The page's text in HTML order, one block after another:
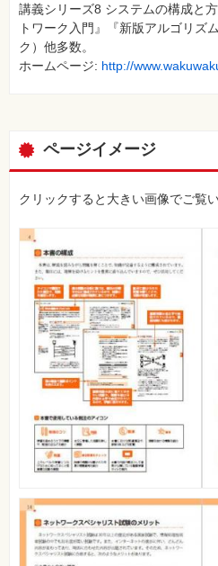
講義シリーズ8 システムの構成と
トワーク入門』『新版アルゴリズ
ク）他多数。
ホームページ: http://
ページイメージ
クリックすると大きい画像でご覧